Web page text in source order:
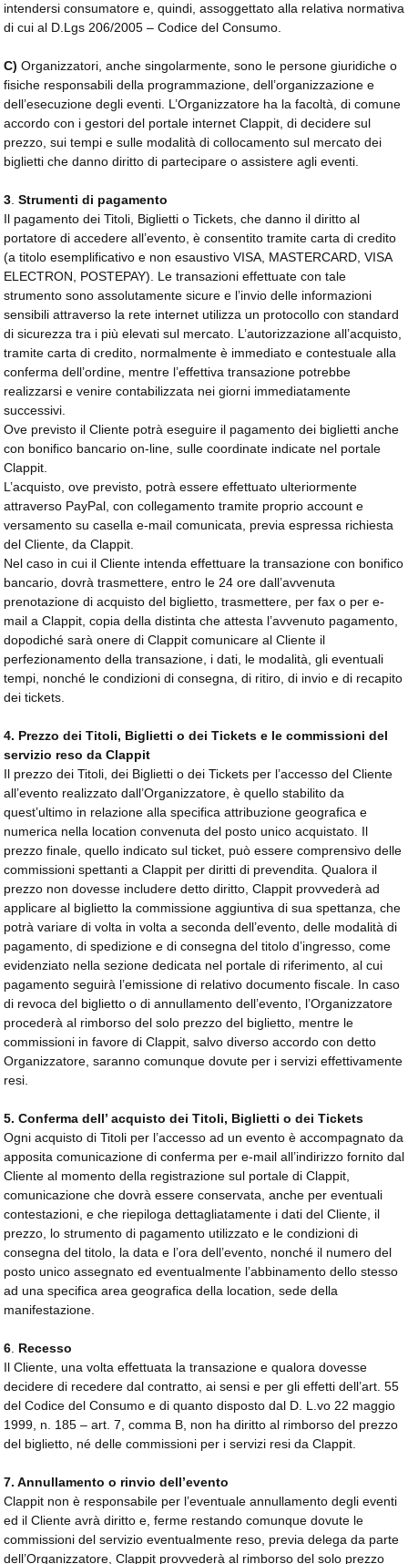
intendersi consumatore e, quindi, assoggettato alla relativa normativa
di cui al D.Lgs 206/2005 – Codice del Consumo.
C) Organizzatori, anche singolarmente, sono le persone giuridiche o
fisiche responsabili della programmazione, dell’organizzazione e
dell’esecuzione degli eventi. L’Organizzatore ha la facoltà, di comune
accordo con i gestori del portale internet Clappit, di decidere sul
prezzo, sui tempi e sulle modalità di collocamento sul mercato dei
biglietti che danno diritto di partecipare o assistere agli eventi.
3 Strumenti di pagamento
Il pagamento dei Titoli, Biglietti o Tickets, che danno il diritto al
portatore di accedere all’evento, è consentito tramite carta di credito
(a titolo esemplificativo e non esaustivo VISA, MASTERCARD, VISA
ELECTRON, POSTEPAY). Le transazioni effettuate con tale
strumento sono assolutamente sicure e l’invio delle informazioni
sensibili attraverso la rete internet utilizza un protocollo con standard
di sicurezza tra i più elevati sul mercato. L’autorizzazione all’acquisto,
tramite carta di credito, normalmente è immediato e contestuale alla
conferma dell’ordine, mentre l’effettiva transazione potrebbe
realizzarsi e venire contabilizzata nei giorni immediatamente
successivi.
Ove previsto il Cliente potrà eseguire il pagamento dei biglietti anche
con bonifico bancario on-line, sulle coordinate indicate nel portale
Clappit.
L’acquisto, ove previsto, potrà essere effettuato ulteriormente
attraverso PayPal, con collegamento tramite proprio account e
versamento su casella e-mail comunicata, previa espressa richiesta
del Cliente, da Clappit.
Nel caso in cui il Cliente intenda effettuare la transazione con bonifico
bancario, dovrà trasmettere, entro le 24 ore dall’avvenuta
prenotazione di acquisto del biglietto, trasmettere, per fax o per e-
mail a Clappit, copia della distinta che attesta l’avvenuto pagamento,
dopodiché sarà onere di Clappit comunicare al Cliente il
perfezionamento della transazione, i dati, le modalità, gli eventuali
tempi, nonché le condizioni di consegna, di ritiro, di invio e di recapito
dei tickets.
4. Prezzo dei Titoli, Biglietti o dei Tickets e le commissioni del
servizio reso da Clappit
Il prezzo dei Titoli, dei Biglietti o dei Tickets per l’accesso del Cliente
all’evento realizzato dall’Organizzatore, è quello stabilito da
quest’ultimo in relazione alla specifica attribuzione geografica e
numerica nella location convenuta del posto unico acquistato. Il
prezzo finale, quello indicato sul ticket, può essere comprensivo delle
commissioni spettanti a Clappit per diritti di prevendita. Qualora il
prezzo non dovesse includere detto diritto, Clappit provvederà ad
applicare al biglietto la commissione aggiuntiva di sua spettanza, che
potrà variare di volta in volta a seconda dell’evento, delle modalità di
pagamento, di spedizione e di consegna del titolo d’ingresso, come
evidenziato nella sezione dedicata nel portale di riferimento, al cui
pagamento seguirà l’emissione di relativo documento fiscale. In caso
di revoca del biglietto o di annullamento dell’evento, l’Organizzatore
procederà al rimborso del solo prezzo del biglietto, mentre le
commissioni in favore di Clappit, salvo diverso accordo con detto
Organizzatore, saranno comunque dovute per i servizi effettivamente
resi.
5. Conferma dell’ acquisto dei Titoli, Biglietti o dei Tickets
Ogni acquisto di Titoli per l’accesso ad un evento è accompagnato da
apposita comunicazione di conferma per e-mail all’indirizzo fornito dal
Cliente al momento della registrazione sul portale di Clappit,
comunicazione che dovrà essere conservata, anche per eventuali
contestazioni, e che riepiloga dettagliatamente i dati del Cliente, il
prezzo, lo strumento di pagamento utilizzato e le condizioni di
consegna del titolo, la data e l’ora dell’evento, nonché il numero del
posto unico assegnato ed eventualmente l’abbinamento dello stesso
ad una specifica area geografica della location, sede della
manifestazione.
6 Recesso
Il Cliente, una volta effettuata la transazione e qualora dovesse
decidere di recedere dal contratto, ai sensi e per gli effetti dell’art. 55
del Codice del Consumo e di quanto disposto dal D. L.vo 22 maggio
1999, n. 185 – art. 7, comma B, non ha diritto al rimborso del prezzo
del biglietto, né delle commissioni per i servizi resi da Clappit.
7. Annullamento o rinvio dell’evento
Clappit non è responsabile per l’eventuale annullamento degli eventi
ed il Cliente avrà diritto e, ferme restando comunque dovute le
commissioni del servizio eventualmente reso, previa delega da parte
dell’Organizzatore, Clappit provvederà al rimborso del solo prezzo